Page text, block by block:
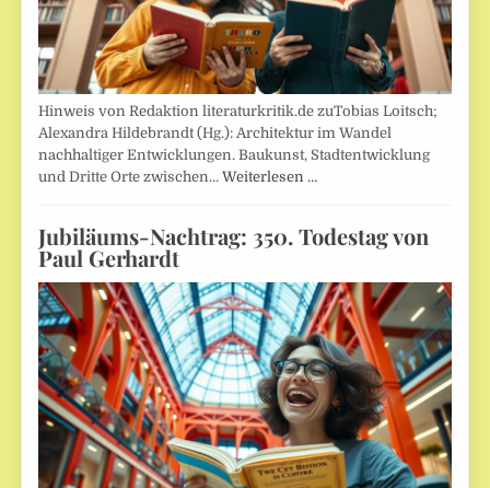
Hinweis von Redaktion literaturkritik.de zuTobias Loitsch;
Alexandra Hildebrandt (Hg.): Architektur im Wandel
nachhaltiger Entwicklungen. Baukunst, Stadtentwicklung
und Dritte Orte zwischen…Weiterlesen …
Jubiläums-Nachtrag: 350. Todestag von
Paul Gerhardt